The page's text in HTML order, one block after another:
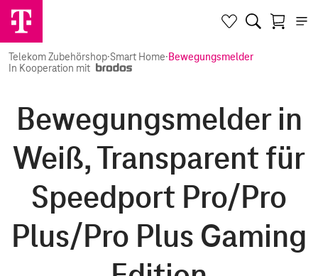
Telekom Zubehörshop·Smart Home·Bewegungsmelder
In Kooperation mit
Bewegungsmelder in
Weiß, Transparent für
Speedport Pro/Pro
Plus/Pro Plus Gaming